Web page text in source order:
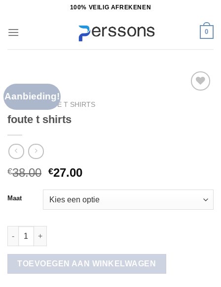
inhoud
100% VEILIG AFREKENEN
0
Aanbieding!
HOME FOUTE T SHIRTS
foute t shirts
€38.00 €27.00
Maat
foute t shirts aantal
TOEVOEGEN AAN WINKELWAGEN